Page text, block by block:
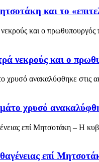
και το
νεκρούς και ο
χρυσό
επί